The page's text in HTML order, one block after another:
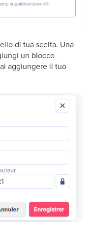
di tua scelta. Una
un blocco
aggiungere il tuo